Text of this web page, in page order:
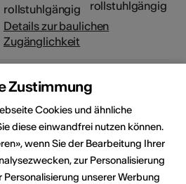
rollstuhlgängig
Details zur baulichen
Zugänglichkeit
Médiathèque Valais - St-
Maurice
Avenue du Simplon 6
1890 St-Maurice
Telefon +41 (0)27 607 15 80
E-Mail
Webseite
Zustimmung
Cookies und ähnliche
diese einwandfrei nutzen können.
wenn Sie der Bearbeitung Ihrer
zur Personalisierung
Personalisierung unserer Werbung